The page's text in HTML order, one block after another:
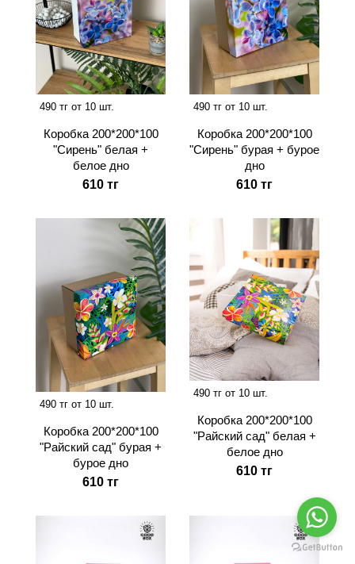
490 тг от 10 шт.
Коробка 200*200*100
"Сирень" белая +
белое дно
610 тг
490 тг от 10 шт.
Коробка 200*200*100
"Сирень" бурая + бурое
дно
610 тг
490 тг от 10 шт.
Коробка 200*200*100
"Райский сад" бурая +
бурое дно
610 тг
490 тг от 10 шт.
Коробка 200*200*100
"Райский сад" белая +
белое дно
610 тг